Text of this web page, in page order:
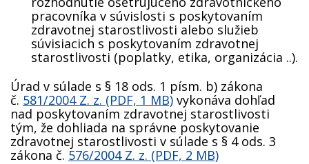
pracovníka v súvislosti s poskytovaním
zdravotnej starostlivosti alebo služieb
súvisiacich s poskytovaním zdravotnej
starostlivosti (poplatky, etika, organizácia ..).
Úrad v súlade s § 18 ods. 1 písm. b) zákona
č. 581/2004 Z. z. (PDF, 1 MB) vykonáva dohľad
nad poskytovaním zdravotnej starostlivosti
tým, že dohliada na správne poskytovanie
zdravotnej starostlivosti v súlade s § 4 ods. 3
zákona č. 576/2004 Z. z. (PDF, 2 MB)